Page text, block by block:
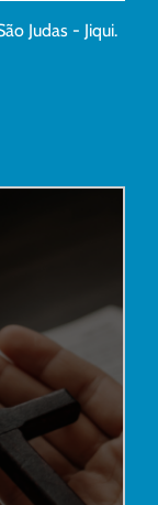
Judas - Jiqui.